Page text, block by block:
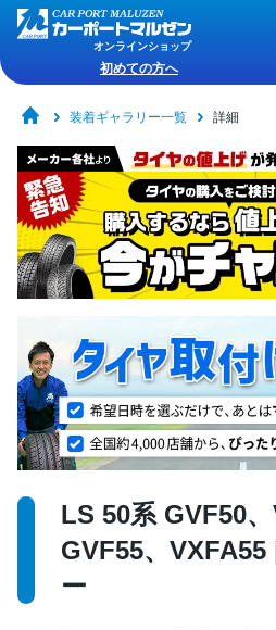
オンラインショップ
初めての方へ
装着ギャラリー一覧 詳細
LS 50系 GVF50、
GVF55、VXFA55
ー